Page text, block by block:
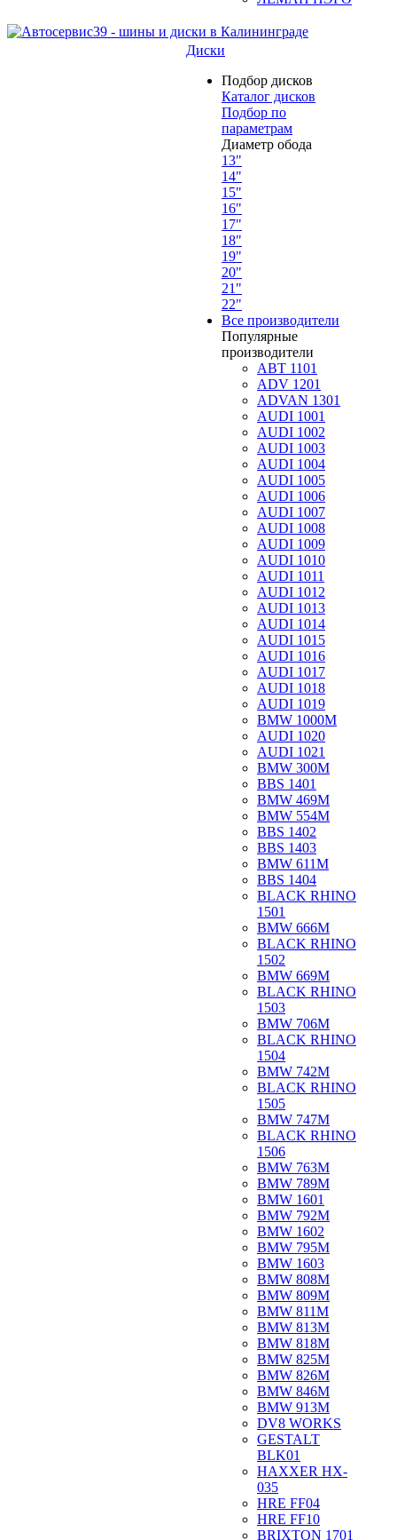
Диски
Подбор дисков
Каталог дисков
Подбор по
параметрам
Диаметр обода
13"
14"
15"
16"
17"
18"
19"
20"
21"
22"
Все производители
Популярные
производители
ABT 1101
ADV 1201
ADVAN 1301
AUDI 1001
AUDI 1002
AUDI 1003
AUDI 1004
AUDI 1005
AUDI 1006
AUDI 1007
AUDI 1008
AUDI 1009
AUDI 1010
AUDI 1011
AUDI 1012
AUDI 1013
AUDI 1014
AUDI 1015
AUDI 1016
AUDI 1017
AUDI 1018
AUDI 1019
BMW 1000M
AUDI 1020
AUDI 1021
BMW 300M
BBS 1401
BMW 469M
BMW 554M
BBS 1402
BBS 1403
BMW 611M
BBS 1404
BLACK RHINO
1501
BMW 666M
BLACK RHINO
1502
BMW 669M
BLACK RHINO
1503
BMW 706M
BLACK RHINO
1504
BMW 742M
BLACK RHINO
1505
BMW 747M
BLACK RHINO
1506
BMW 763M
BMW 789M
BMW 1601
BMW 792M
BMW 1602
BMW 795M
BMW 1603
BMW 808M
BMW 809M
BMW 811M
BMW 813M
BMW 818M
BMW 825M
BMW 826M
BMW 846M
BMW 913M
DV8 WORKS
GESTALT
BLK01
HAXXER HX-
035
HRE FF04
HRE FF10
BRIXTON 1701